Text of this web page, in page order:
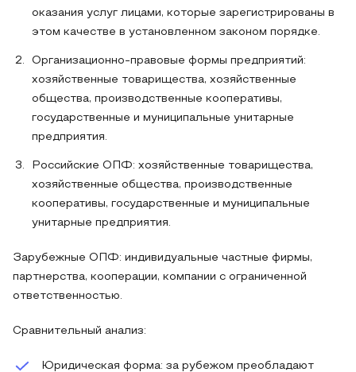
оказания услуг лицами, которые зарегистрированы в
этом качестве в установленном законом порядке.
Организационно-правовые формы предприятий:
хозяйственные товарищества, хозяйственные
общества, производственные кооперативы,
государственные и муниципальные унитарные
предприятия.
Российские ОПФ: хозяйственные товарищества,
хозяйственные общества, производственные
кооперативы, государственные и муниципальные
унитарные предприятия.
Зарубежные ОПФ: индивидуальные частные фирмы,
партнерства, кооперации, компании с ограниченной
ответственностью.
Сравнительный анализ:
Юридическая форма: за рубежом преобладают